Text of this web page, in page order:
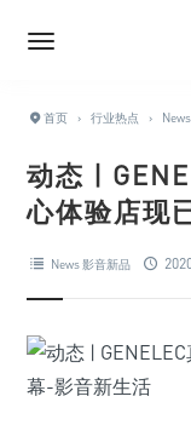
首页 › 行业热点 ›
动态 |
心体验店现
News 影音新品